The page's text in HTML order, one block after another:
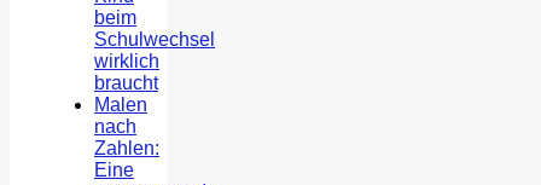
beim
Schulwechsel
wirklich
braucht
Malen
nach
Zahlen:
Eine